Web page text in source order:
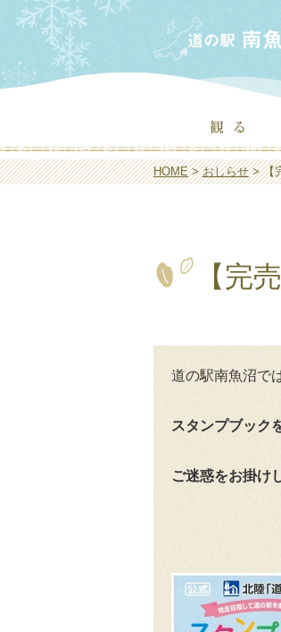
HOME>おしらせ> 【
【完
道の駅南魚沼で
スタンプブック
ご迷惑をお掛け